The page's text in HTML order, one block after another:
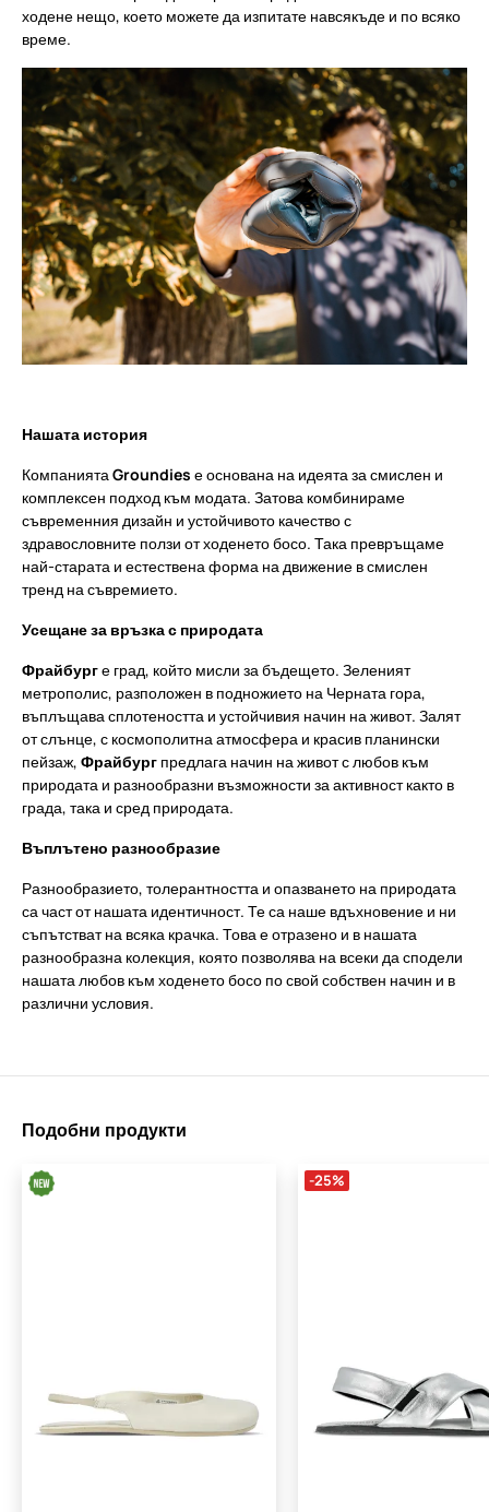
ходене нещо, което можете да изпитате навсякъде и по всяко
време.
Нашата история
КомпаниятаGroundies е основана на идеята за смислен и
комплексен подход към модата. Затова комбинираме
съвременния дизайн и устойчивото качество с
здравословните ползи от ходенето босо. Така превръщаме
най-старата и естествена форма на движение в смислен
тренд на съвремието.
Усещане за връзка с природата
Фрайбурге град, който мисли за бъдещето. Зеленият
метрополис, разположен в подножието на Черната гора,
въплъщава сплотеността и устойчивия начин на живот. Залят
от слънце, с космополитна атмосфера и красив планински
пейзаж, Фрайбург предлага начин на живот с любов към
природата и разнообразни възможности за активност както в
града, така и сред природата.
Въплътено разнообразие
Разнообразието, толерантността и опазването на природата
са част от нашата идентичност. Те са наше вдъхновение и ни
съпътстват на всяка крачка. Това е отразено и в нашата
разнообразна колекция, която позволява на всеки да сподели
нашата любов към ходенето босо по свой собствен начин и в
различни условия.
Подобни продукти
-25%